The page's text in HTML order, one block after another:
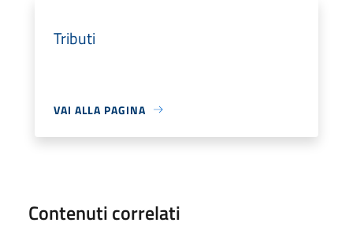
Tributi
VAI ALLA PAGINA
Contenuti correlati